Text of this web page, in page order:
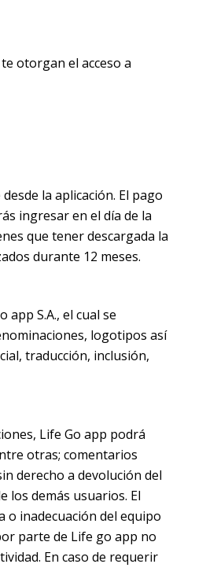
otorgan el acceso a
la aplicación. El pago
ingresar en el día de la
que tener descargada la
durante 12 meses.
S.A., el cual se
logotipos así
traducción, inclusión,
Life Go app podrá
otras; comentarios
derecho a devolución del
los demás usuarios. El
inadecuación del equipo
parte de Life go app no
En caso de requerir